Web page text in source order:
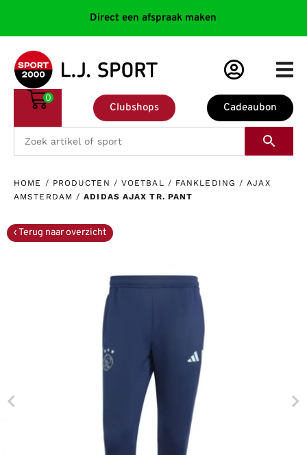
Direct een afspraak maken
Cadeaubon
Clubshops
0
HOME / PRODUCTEN / VOETBAL / FANKLEDING /AJAX
AMSTERDAM /ADIDAS AJAX TR. PANT